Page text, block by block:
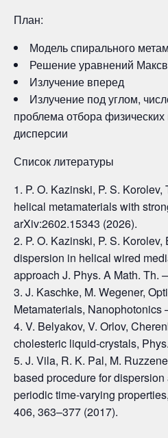
План:
Модель спирального
Решение уравнений
Излучение вперед
Излучение под углом,
проблема отбора физических
дисперсии
Список литературы
P. O. Kazinski, P. S.
helical metamaterials with
arXiv:2602.15343 (2026).
P. O. Kazinski, P. S.
dispersion in helical wired
approach J. Phys. A Math. Th.
J. Kaschke, M. Wegener,
Metamaterials, Nanophotonics
V. Belyakov, V. Orlov,
cholesteric liquid-crystals,
J. Vila, R. K. Pal, M.
based procedure for
periodic time-varying
406, 363–377 (2017).